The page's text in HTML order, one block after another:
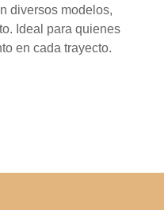
diversos modelos,
Ideal para quienes
en cada trayecto.